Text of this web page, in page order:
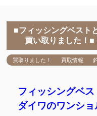
■フィッシングベスト
買い取りました！■
買取りました！ 買取情報
フィッシングベス
ダイワのワンショ